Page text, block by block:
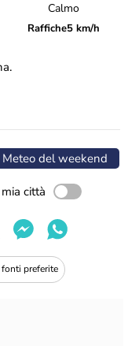
Calmo
Raffiche5 km/h
Meteo del weekend
città
preferite